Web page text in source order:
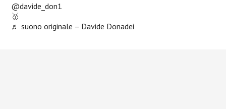
@davide_don1
🥇
♬ suono originale – Davide Donadei